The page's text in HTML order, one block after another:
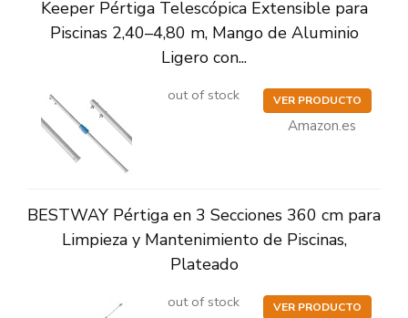
Keeper Pértiga Telescópica Extensible para
Piscinas 2,40–4,80 m, Mango de Aluminio
Ligero con...
out of stock VER PRODUCTO
Amazon.es
BESTWAY Pértiga en 3 Secciones 360 cm para
Limpieza y Mantenimiento de Piscinas,
Plateado
out of stock VER PRODUCTO